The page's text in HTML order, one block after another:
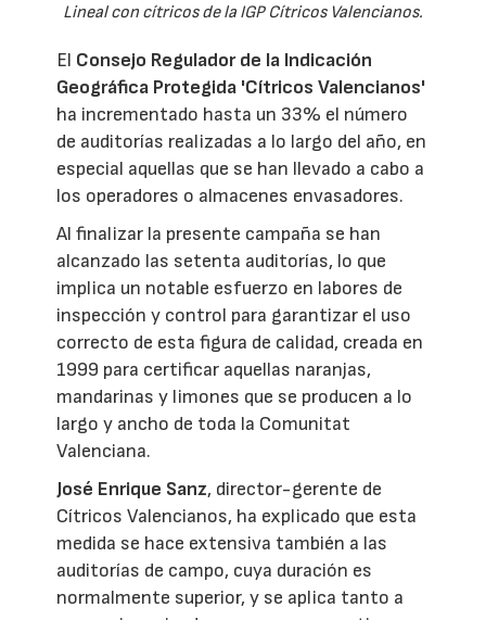
Lineal con cítricos de la IGP Cítricos Valencianos.
El Consejo Regulador de la Indicación
Geográfica Protegida 'Cítricos Valencianos'
ha incrementado hasta un 33% el número
de auditorías realizadas a lo largo del año, en
especial aquellas que se han llevado a cabo a
los operadores o almacenes envasadores.
Al finalizar la presente campaña se han
alcanzado las setenta auditorías, lo que
implica un notable esfuerzo en labores de
inspección y control para garantizar el uso
correcto de esta figura de calidad, creada en
1999 para certificar aquellas naranjas,
mandarinas y limones que se producen a lo
largo y ancho de toda la Comunitat
Valenciana.
José Enrique Sanz, director-gerente de
Cítricos Valencianos, ha explicado que esta
medida se hace extensiva también a las
auditorías de campo, cuya duración es
normalmente superior, y se aplica tanto a